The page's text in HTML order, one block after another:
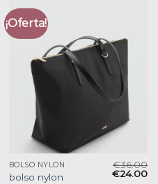
¡Oferta!
BOLSO NYLON
bolso nylon
€36.00
€24.00